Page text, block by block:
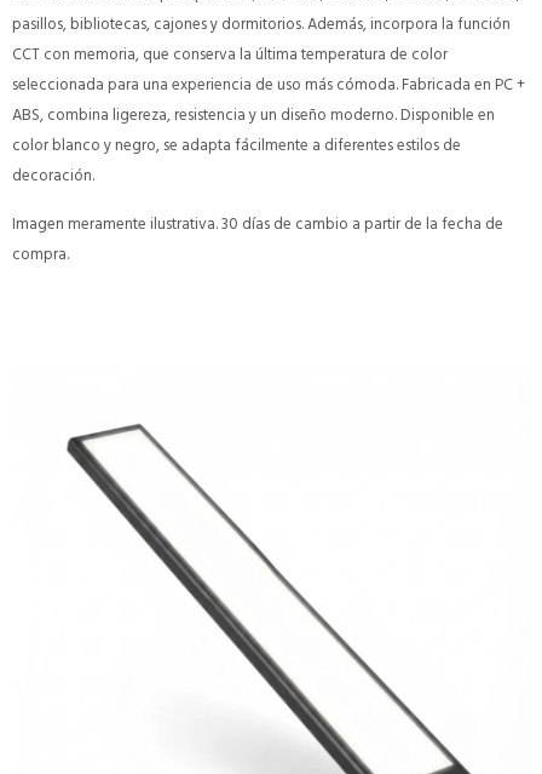
pasillos, bibliotecas, cajones y dormitorios. Además, incorpora la función
CCT con memoria, que conserva la última temperatura de color
seleccionada para una experiencia de uso más cómoda. Fabricada en PC +
ABS, combina ligereza, resistencia y un diseño moderno. Disponible en
color blanco y negro, se adapta fácilmente a diferentes estilos de
decoración.
Imagen meramente ilustrativa. 30 días de cambio a partir de la fecha de
compra.